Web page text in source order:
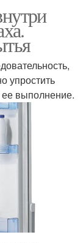
упростить
ее выполнение.